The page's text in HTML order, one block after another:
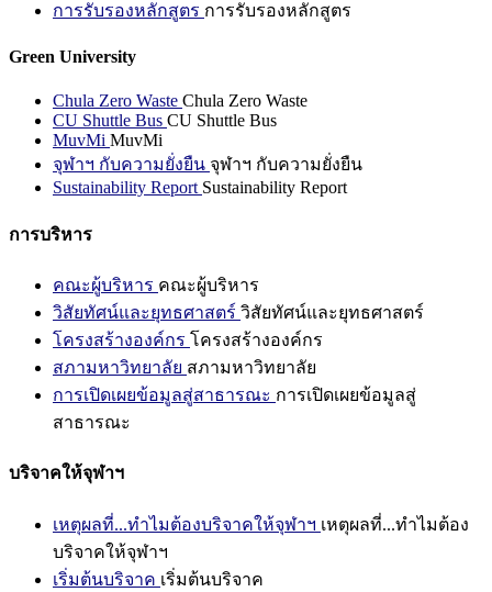
การรับรองหลักสูตร การรับรองหลักสูตร
Green University
Chula Zero Waste Chula Zero Waste
CU Shuttle Bus CU Shuttle Bus
MuvMi MuvMi
จุฬาฯ กับความยั่งยืน จุฬาฯ กับความยั่งยืน
Sustainability Report Sustainability Report
การบริหาร
คณะผู้บริหาร คณะผู้บริหาร
วิสัยทัศน์และยุทธศาสตร์ วิสัยทัศน์และยุทธศาสตร์
โครงสร้างองค์กร โครงสร้างองค์กร
สภามหาวิทยาลัย สภามหาวิทยาลัย
การเปิดเผยข้อมูลสู่สาธารณะ การเปิดเผยข้อมูลสู่
สาธารณะ
บริจาคให้จุฬาฯ
เหตุผลที่...ทำไมต้องบริจาคให้จุฬาฯ เหตุผลที่...ทำไมต้อง
บริจาคให้จุฬาฯ
เริ่มต้นบริจาค เริ่มต้นบริจาค